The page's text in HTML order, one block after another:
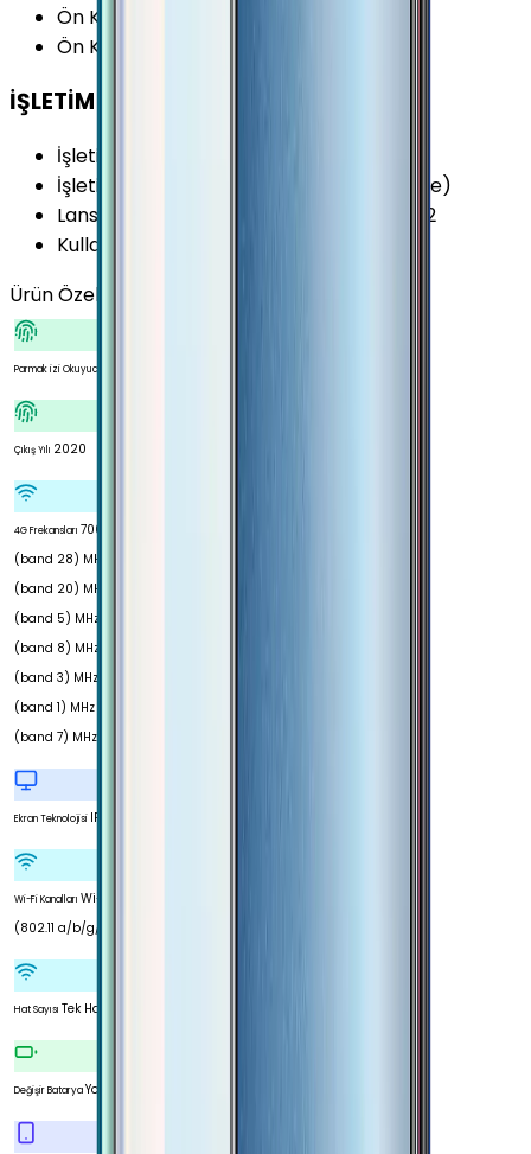
Ön Kamera Diyafram Açıklığı
Ön Kamera FPS Değeri
İŞLETİM SİSTEMİ
İşletim Sistemi
İşletim Sistemi Versiyonu
Android 9.0 (Pie)
Lansman Arayüz Versiyonu
ColorOS 6.1.2
Kullanıcı Arayüzü
Ürün Özellikleri
Parmak izi Okuyucu
Çıkış Yılı 2020
4G Frekansları 700
(band 28) MHz 800
(band 20) MHz 850
(band 5) MHz 900
(band 8) MHz 1800
(band 3) MHz 2100
(band 1) MHz 2600
(band 7) MHz
Ekran Teknolojisi IPS LCD
Wi-Fi Kanalları Wi-Fi 4
(802.11 a/b/g/n)
Hat Sayısı Tek Hat
Değişir BataryaYok